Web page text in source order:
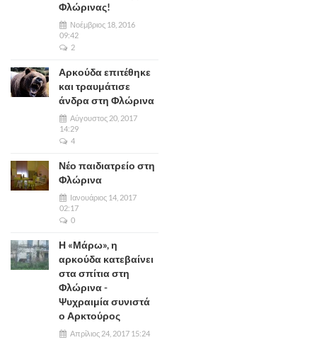
Φλώρινας!
Νοέμβριος 18, 2016
09:42
2
Αρκούδα επιτέθηκε
και τραυμάτισε
άνδρα στη Φλώρινα
Αύγουστος 20, 2017
14:29
4
Νέο παιδιατρείο στη
Φλώρινα
Ιανουάριος 14, 2017
02:17
0
Η «Μάρω», η
αρκούδα κατεβαίνει
στα σπίτια στη
Φλώρινα -
Ψυχραιμία συνιστά
ο Αρκτούρος
Απρίλιος 24, 2017 15:24